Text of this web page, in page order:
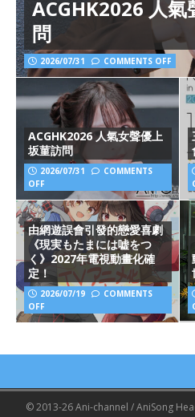
ACGHK2026 人氣
問
2026/07/31 COMMENTS OFF
ACGHK2026 人氣女聲優上
坂菫訪問
2026/07/31
COMMENTS
OFF
由網遊誤會引發的戀愛喜劇
《現実もたまには嘘をつ
く》2027年電視動畫化確
定！
2026/07/19
COMMENTS
OFF
© 2013-26 Ani-channel / AniSong